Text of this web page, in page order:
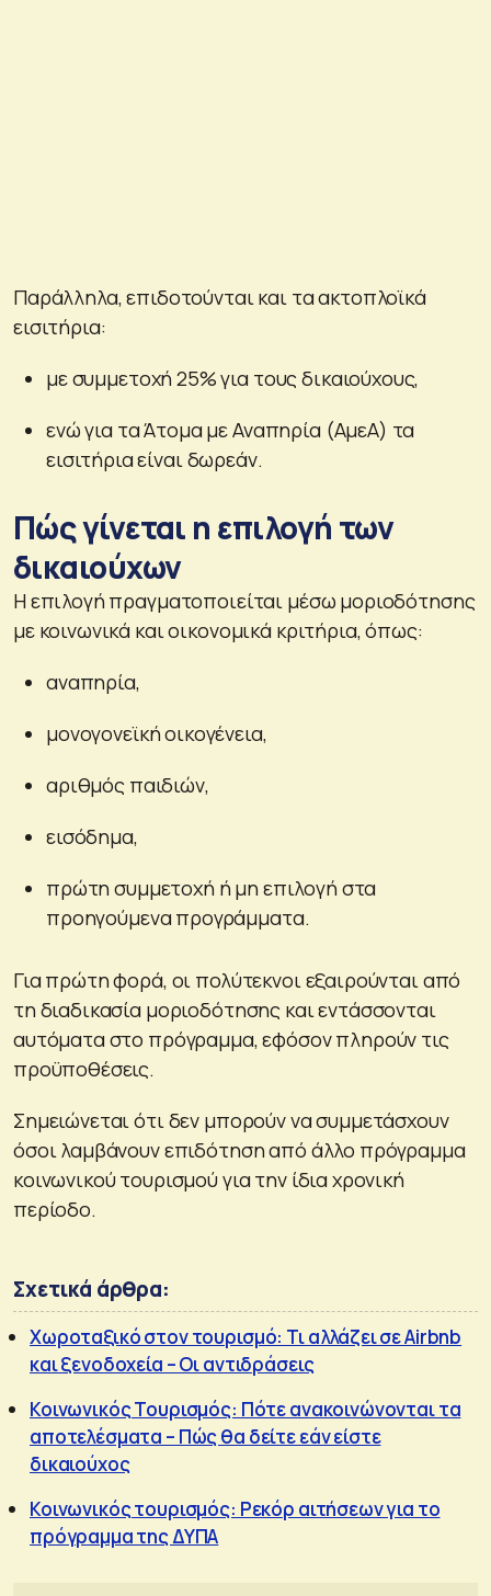
Παράλληλα, επιδοτούνται και τα ακτοπλοϊκά
εισιτήρια:
με συμμετοχή 25% για τους δικαιούχους,
ενώ για τα Άτομα με Αναπηρία (ΑμεΑ) τα
εισιτήρια είναι δωρεάν.
Πώς γίνεται η επιλογή των
δικαιούχων
Η επιλογή πραγματοποιείται μέσω μοριοδότησης
με κοινωνικά και οικονομικά κριτήρια, όπως:
αναπηρία,
μονογονεϊκή οικογένεια,
αριθμός παιδιών,
εισόδημα,
πρώτη συμμετοχή ή μη επιλογή στα
προηγούμενα προγράμματα.
Για πρώτη φορά, οι πολύτεκνοι εξαιρούνται από
τη διαδικασία μοριοδότησης και εντάσσονται
αυτόματα στο πρόγραμμα, εφόσον πληρούν τις
προϋποθέσεις.
Σημειώνεται ότι δεν μπορούν να συμμετάσχουν
όσοι λαμβάνουν επιδότηση από άλλο πρόγραμμα
κοινωνικού τουρισμού για την ίδια χρονική
περίοδο.
Σχετικά άρθρα:
Χωροταξικό στον τουρισμό: Τι αλλάζει σε Airbnb
και ξενοδοχεία – Οι αντιδράσεις
Κοινωνικός Τουρισμός: Πότε ανακοινώνονται τα
αποτελέσματα – Πώς θα δείτε εάν είστε
δικαιούχος
Κοινωνικός τουρισμός: Ρεκόρ αιτήσεων για το
πρόγραμμα της ΔΥΠΑ